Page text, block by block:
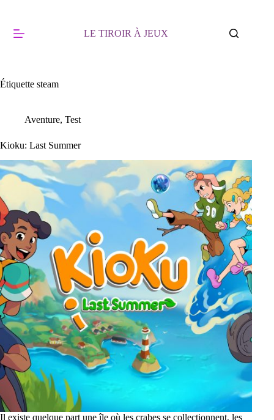
LE TIROIR À JEUX
Étiquette steam
Aventure, Test
Kioku: Last Summer
Il existe quelque part une île où les crabes se collectionnent, les